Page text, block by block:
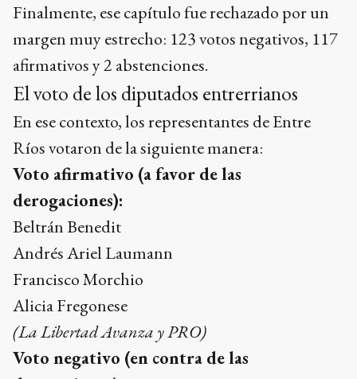
Finalmente, ese capítulo fue rechazado por un
margen muy estrecho: 123 votos negativos, 117
afirmativos y 2 abstenciones.
El voto de los diputados entrerrianos
En ese contexto, los representantes de Entre
Ríos votaron de la siguiente manera:
Voto afirmativo (a favor de las
derogaciones):
Beltrán Benedit
Andrés Ariel Laumann
Francisco Morchio
Alicia Fregonese
(La Libertad Avanza y PRO)
Voto negativo (en contra de las